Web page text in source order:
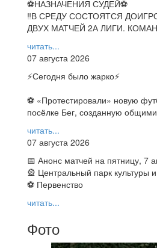
⚽НАЗНАЧЕНИЯ СУДЕЙ⚽
‼В СРЕДУ СОСТОЯТСЯ
ДВУХ МАТЧЕЙ 2А ЛИГИ.
читать...
07 августа 2026
⚡️Сегодня было жарко⚡️
⚽ ️«Протестировали» новую
посёлке Бег, созданную общими
читать...
07 августа 2026
📅 Анонс матчей на пятницу, 7
🎡 Центральный парк культуры
⚽ Первенство
читать...
Фото